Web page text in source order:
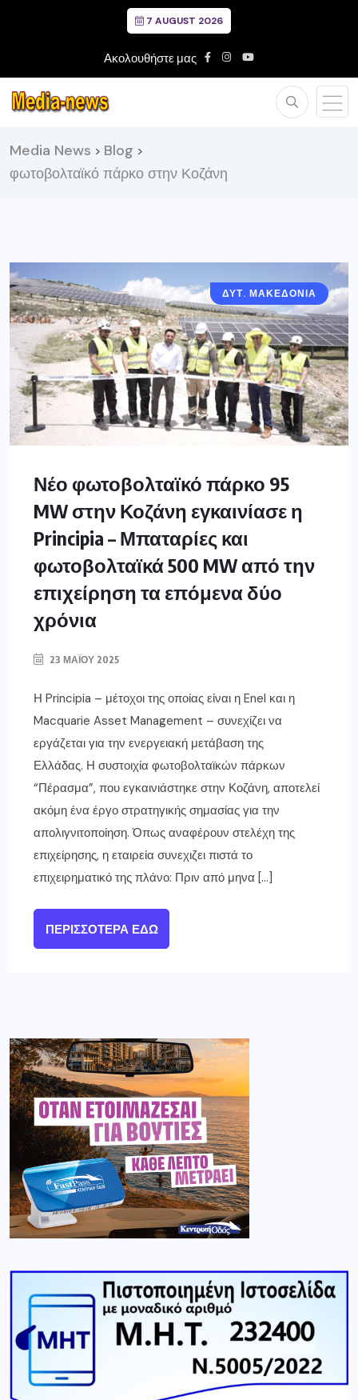
7 AUGUST 2026
Ακολουθήστε μας
Media News > Blog >
φωτοβολταϊκό πάρκο στην Κοζάνη
ΔΥΤ. ΜΑΚΕΔΟΝΙΑ
Νέο φωτοβολταϊκό πάρκο 95
MW στην Κοζάνη εγκαινίασε η
Principia – Μπαταρίες και
φωτοβολταϊκά 500 MW από την
επιχείρηση τα επόμενα δύο
χρόνια
23 ΜΑΪ́ΟΥ 2025
Η Principia – μέτοχοι της οποίας είναι η Enel και η
Macquarie Asset Management – συνεχίζει να
εργάζεται για την ενεργειακή μετάβαση της
Ελλάδας. Η συστοιχία φωτοβολταϊκών πάρκων
“Πέρασμα”, που εγκαινιάστηκε στην Κοζάνη, αποτελεί
ακόμη ένα έργο στρατηγικής σημασίας για την
απολιγνιτοποίηση. Όπως αναφέρουν στελέχη της
επιχείρησης, η εταιρεία συνεχιζει πιστά το
επιχειρηματικό της πλάνο: Πριν από μηνα […]
ΠΕΡΙΣΣΌΤΕΡΑ ΕΔΏ